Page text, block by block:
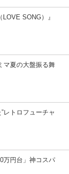
SONG）』
マ夏の大盤振る舞
レトロフューチャ
万円台」神コスパ